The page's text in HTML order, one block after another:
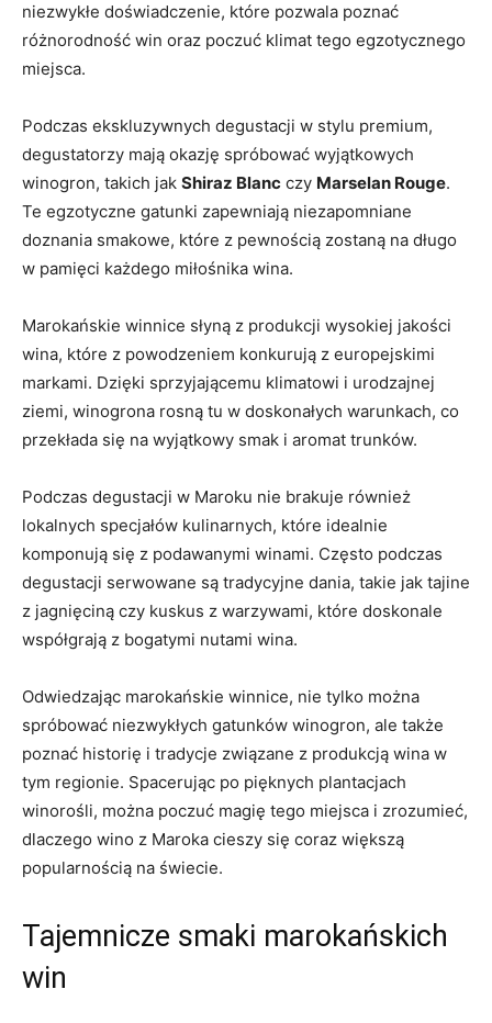
‍niezwykłe doświadczenie, ⁣które pozwala poznać
różnorodność win oraz poczuć klimat ⁣tego egzotycznego
miejsca.
Podczas ekskluzywnych degustacji w stylu premium,​
degustatorzy mają okazję spróbować wyjątkowych
winogron, takich jak Shiraz Blanc czy Marselan Rouge.⁣
Te ⁣egzotyczne gatunki zapewniają niezapomniane⁢
doznania smakowe, które z pewnością zostaną na długo
w pamięci każdego miłośnika wina.
Marokańskie⁢ winnice słyną z produkcji⁢ wysokiej jakości ​
wina, które z powodzeniem konkurują z europejskimi
⁤markami. Dzięki sprzyjającemu ‍klimatowi ‍i urodzajnej
⁤ziemi, winogrona rosną⁤ tu w doskonałych warunkach, co
przekłada się na wyjątkowy smak⁣ i aromat trunków.
Podczas degustacji w Maroku nie brakuje również
lokalnych specjałów kulinarnych,‍ które‍ idealnie⁣
komponują się z podawanymi ‌winami. Często podczas
degustacji ‌serwowane są tradycyjne⁢ dania, takie ⁤jak ⁤tajine
z ⁢jagnięciną‍ czy ‌kuskus z warzywami, ⁣które doskonale
współgrają z bogatymi nutami wina.
Odwiedzając marokańskie ⁢winnice, ⁤nie tylko można
spróbować niezwykłych gatunków winogron, ale także
poznać ⁣historię i tradycje ⁣związane z produkcją⁢ wina w ​
tym ⁤regionie. ⁢Spacerując po pięknych plantacjach
winorośli, można ‍poczuć magię tego⁢ miejsca ​i ⁢zrozumieć,
dlaczego ⁣wino z Maroka cieszy się coraz większą
popularnością na świecie.
Tajemnicze smaki ⁢marokańskich
win